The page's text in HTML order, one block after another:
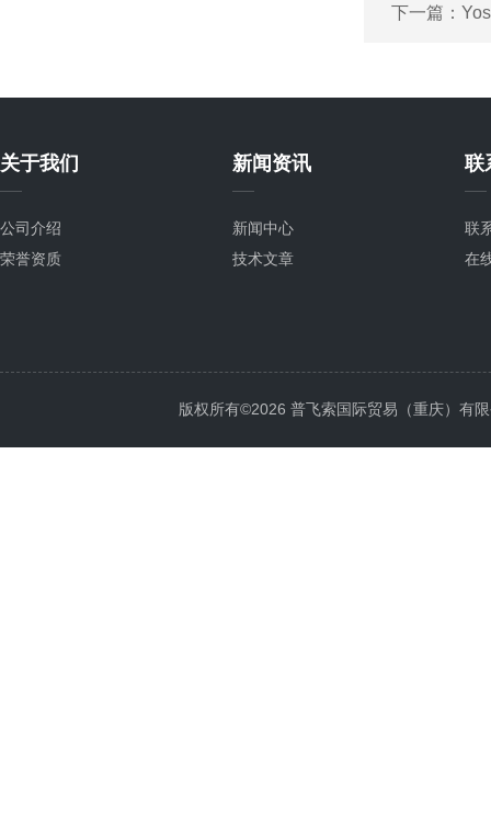
下一篇：
关于我们
公司介绍
荣誉资质
新闻资讯
新闻中心
技术文章
联
联
在
版权所有©2026 普飞索国际贸易（重庆）有